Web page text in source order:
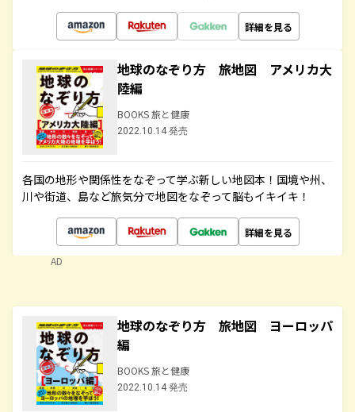
詳細を見る
地球のなぞり方 旅地図 アメリカ大
陸編
BOOKS 旅と健康
2022.10.14 発売
各国の地形や関係性をなぞって学ぶ新しい地図本！国境や州、
川や街道、島など旅気分で地図をなぞって脳もイキイキ！
詳細を見る
AD
地球のなぞり方 旅地図 ヨーロッパ
編
BOOKS 旅と健康
2022.10.14 発売